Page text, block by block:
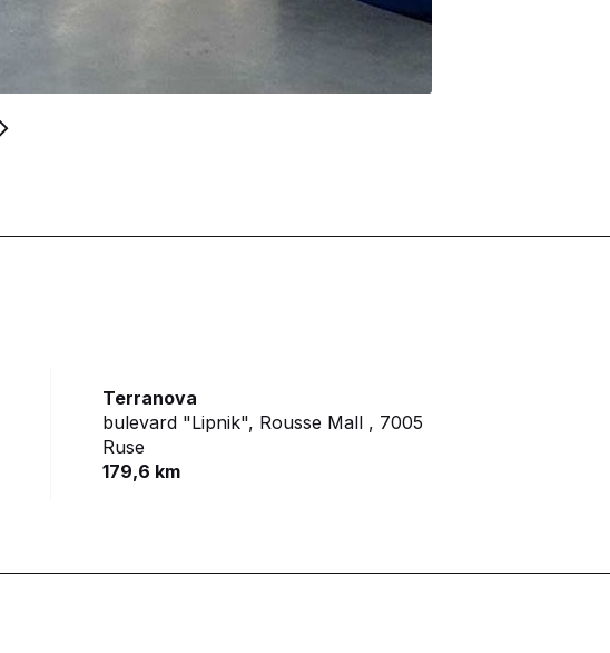
Terranova
bulevard "Lipnik", Rousse Mall , 7005
Ruse
179,6 km